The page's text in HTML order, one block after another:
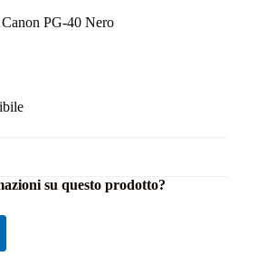
PG-40 Nero
su questo prodotto?